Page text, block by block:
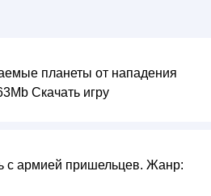
планеты от нападения
Скачать игру
с армией пришельцев. Жанр: